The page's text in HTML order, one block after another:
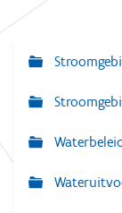
N
a
i
g